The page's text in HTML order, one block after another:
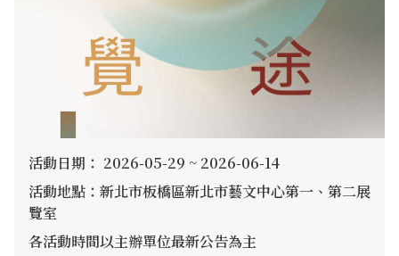
活動日期： 2026-05-29 ~ 2026-06-14
活動地點：新北市板橋區新北市藝文中心第一、第二展
覽室
各活動時間以主辦單位最新公告為主